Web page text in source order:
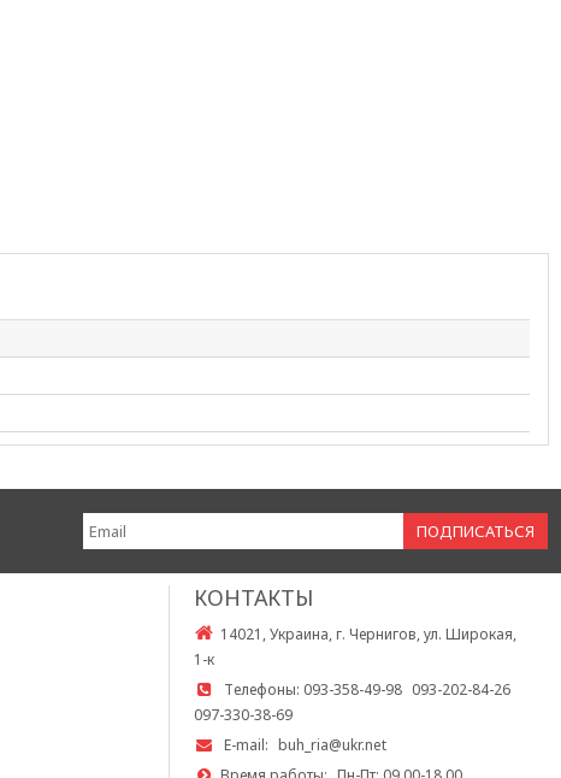
КОНТАКТЫ
14021, Украина, г. Чернигов, ул. Широкая,
1-к
Телефоны: 093-358-49-98 093-202-84-26
097-330-38-69
E-mail: buh_ria@ukr.net